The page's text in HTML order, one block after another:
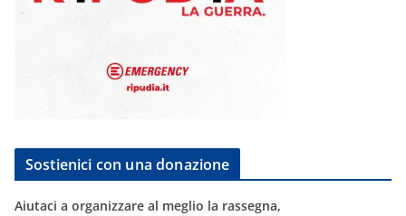
Sostienici con una donazione
Aiutaci a organizzare al meglio la rassegna,